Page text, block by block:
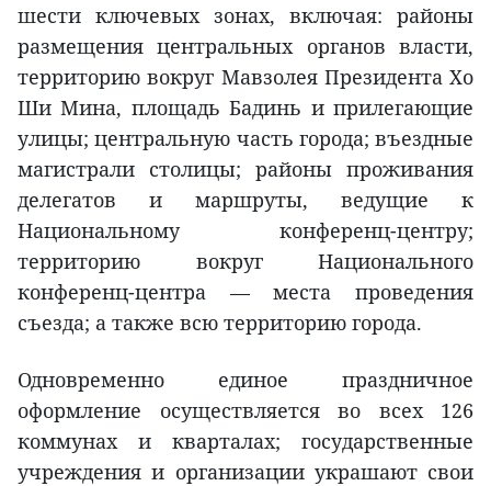
шести ключевых зонах, включая: районы
размещения центральных органов власти,
территорию вокруг Мавзолея Президента Хо
Ши Мина, площадь Бадинь и прилегающие
улицы; центральную часть города; въездные
магистрали столицы; районы проживания
делегатов и маршруты, ведущие к
Национальному конференц-центру;
территорию вокруг Национального
конференц-центра — места проведения
съезда; а также всю территорию города.
Одновременно единое праздничное
оформление осуществляется во всех 126
коммунах и кварталах; государственные
учреждения и организации украшают свои